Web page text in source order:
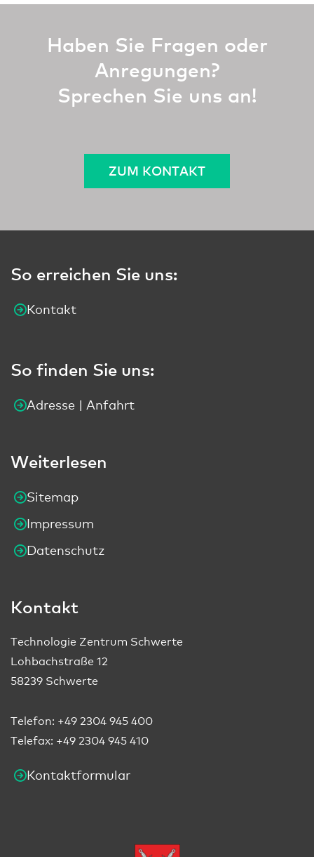
Haben Sie Fragen oder
Anregungen?
Sprechen Sie uns an!
ZUM KONTAKT
So erreichen Sie uns:
Kontakt
So finden Sie uns:
Adresse | Anfahrt
Weiterlesen
Sitemap
Impressum
Datenschutz
Kontakt
Technologie Zentrum Schwerte
Lohbachstraße 12
58239 Schwerte
Telefon: +49 2304 945 400
Telefax: +49 2304 945 410
Kontaktformular